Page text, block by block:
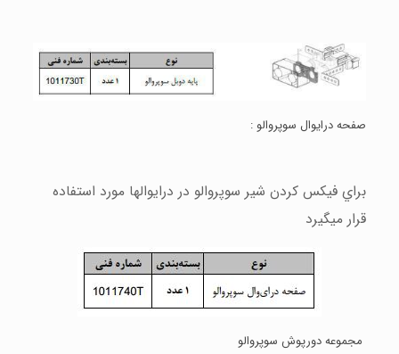
صفحه درايوال سوپروالو :
براي فيكس كردن شير سوپروالو در درايوالها مورد استفاده
قرار ميگيرد
مجموعه دورپوش سوپروالو